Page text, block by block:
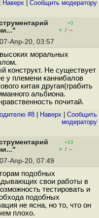
Наверх Cообщить модератору
+3
+ / –
Апр-20, 03:57
моральных
конструкт. Не существует
у племени каннибалов
китая другая(грабить
альбиона.
почитай.
#8 Наверх
Cообщить
модератору
+13
+ / –
Апр-20, 07:49
подобных
свои работы в
тестировать и
подобных
не ясна, но то, что он
плохо.